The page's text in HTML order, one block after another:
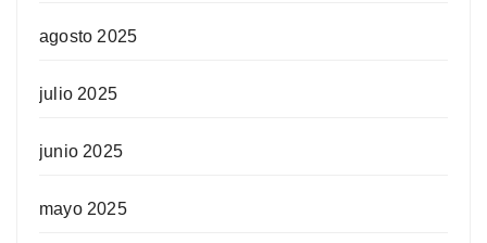
agosto 2025
julio 2025
junio 2025
mayo 2025